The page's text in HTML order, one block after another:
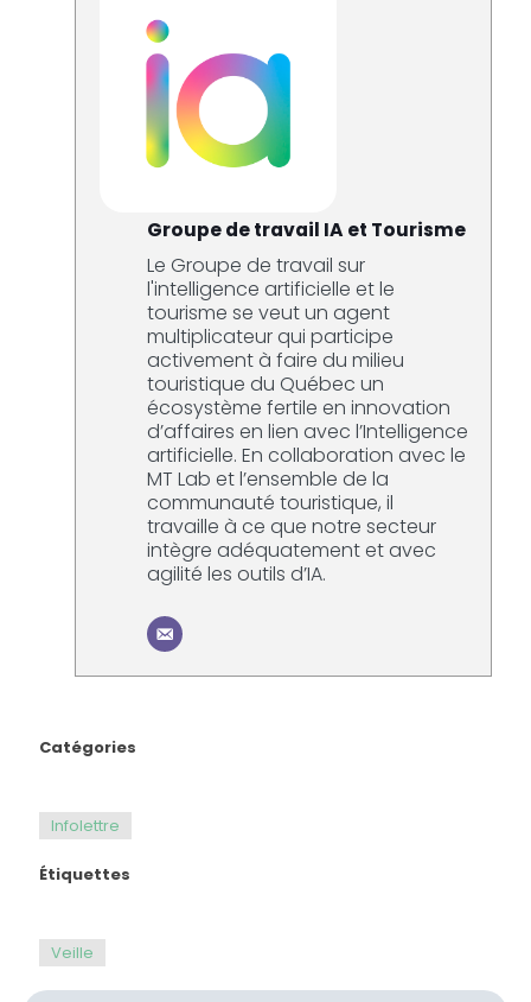
Groupe de travail IA et Tourisme
Le Groupe de travail sur
l'intelligence artificielle et le
tourisme se veut un agent
multiplicateur qui participe
activement à faire du milieu
touristique du Québec un
écosystème fertile en innovation
d’affaires en lien avec l’Intelligence
artificielle. En collaboration avec le
MT Lab et l’ensemble de la
communauté touristique, il
travaille à ce que notre secteur
intègre adéquatement et avec
agilité les outils d’IA.
Catégories
Infolettre
Étiquettes
Veille